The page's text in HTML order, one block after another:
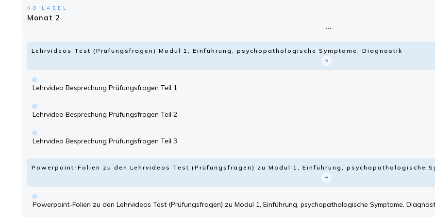
NO LABEL
Monat 2
Lehrvideos Test (Prüfungsfragen) Modul 1, Einführung, psychopathologische Symptome, Diagnostik
Lehrvideo Besprechung Prüfungsfragen Teil 1
Lehrvideo Besprechung Prüfungsfragen Teil 2
Lehrvideo Besprechung Prüfungsfragen Teil 3
Powerpoint-Folien zu den Lehrvideos Test (Prüfungsfragen) zu Modul 1, Einführung, psychopathologische
Powerpoint-Folien zu den Lehrvideos Test (Prüfungsfragen) zu Modul 1, Einführung, psychopathologische Symptome,